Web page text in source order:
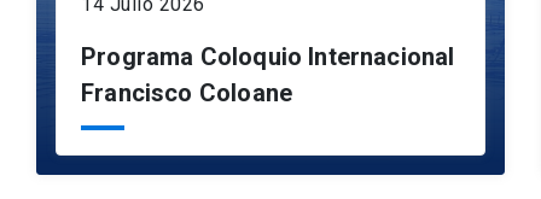
Programa Coloquio Internacional
Francisco Coloane